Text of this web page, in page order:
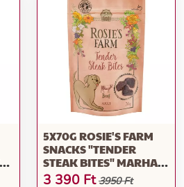
5X70G ROSIE'S FARM
SNACKS "TENDER
STEAK BITES" MARHA
KUTYASNACK
3 390 Ft 3950 Ft